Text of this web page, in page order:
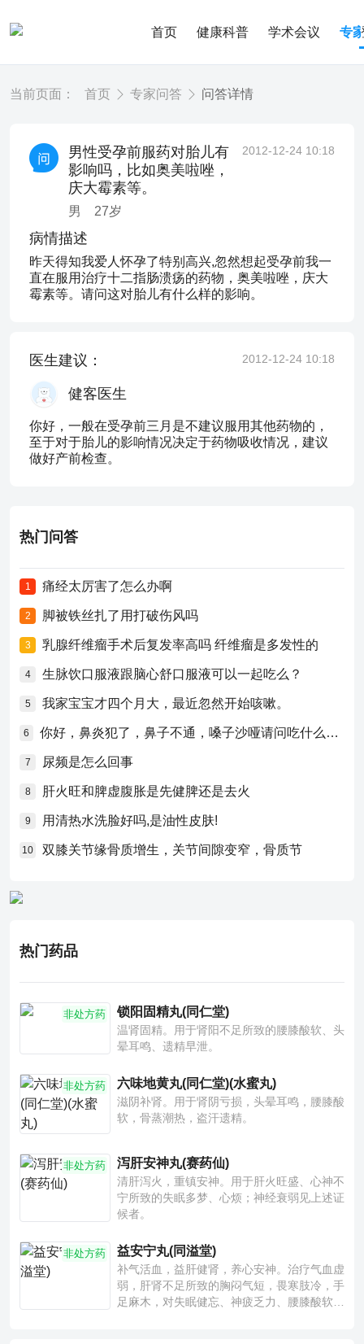
首页 健康科普 学术会议 专
当前页面： 首页 专家问答 问答详情
男性受孕前服药对胎儿有
影响吗，比如奥美啦唑，
庆大霉素等。
男 27岁
2012-12-24 10:18
病情描述
昨天得知我爱人怀孕了特别高兴,忽然想起受孕前我一
直在服用治疗十二指肠溃疡的药物，奥美啦唑，庆大
霉素等。请问这对胎儿有什么样的影响。
医生建议： 2012-12-24 10:18
健客医生
你好，一般在受孕前三月是不建议服用其他药物的，
至于对于胎儿的影响情况决定于药物吸收情况，建议
做好产前检查。
热门问答
1 痛经太厉害了怎么办啊
2 脚被铁丝扎了用打破伤风吗
3 乳腺纤维瘤手术后复发率高吗 纤维瘤是多发性的
4 生脉饮口服液跟脑心舒口服液可以一起吃么？
5 我家宝宝才四个月大，最近忽然开始咳嗽。
6 你好，鼻炎犯了，鼻子不通，嗓子沙哑请问吃什么药比较好？
7 尿频是怎么回事
8 肝火旺和脾虚腹胀是先健脾还是去火
9 用清热水洗脸好吗,是油性皮肤!
10 双膝关节缘骨质增生，关节间隙变窄，骨质节
热门药品
非处方药 锁阳固精丸(同仁堂)
温肾固精。用于肾阳不足所致的腰膝酸软、头
晕耳鸣、遗精早泄。
非处方药 六味地黄丸(同仁堂)(水蜜丸)
滋阴补肾。用于肾阴亏损，头晕耳鸣，腰膝酸
软，骨蒸潮热，盗汗遗精。
非处方药 泻肝安神丸(赛药仙)
清肝泻火，重镇安神。用于肝火旺盛、心神不
宁所致的失眠多梦、心烦；神经衰弱见上述证
候者。
非处方药 益安宁丸(同溢堂)
补气活血，益肝健肾，养心安神。治疗气血虚
弱，肝肾不足所致的胸闷气短，畏寒肢冷，手
足麻木，对失眠健忘、神疲乏力、腰膝酸软也